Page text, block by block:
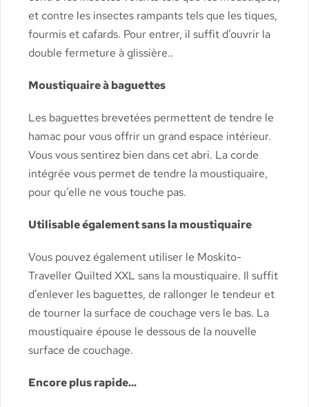
et contre les insectes rampants tels que les tiques,
fourmis et cafards. Pour entrer, il suffit d’ouvrir la
double fermeture à glissière..
Moustiquaire à baguettes
Les baguettes brevetées permettent de tendre le
hamac pour vous offrir un grand espace intérieur.
Vous vous sentirez bien dans cet abri. La corde
intégrée vous permet de tendre la moustiquaire,
pour qu’elle ne vous touche pas.
Utilisable également sans la moustiquaire
Vous pouvez également utiliser le Moskito-
Traveller Quilted XXL sans la moustiquaire. Il suffit
d’enlever les baguettes, de rallonger le tendeur et
de tourner la surface de couchage vers le bas. La
moustiquaire épouse le dessous de la nouvelle
surface de couchage.
Encore plus rapide...